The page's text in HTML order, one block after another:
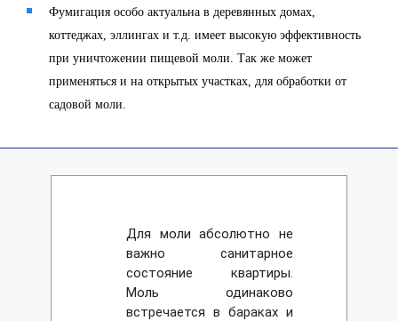
Фумигация особо актуальна в деревянных домах,
коттеджах, эллингах и т.д. имеет высокую эффективность
при уничтожении пищевой моли. Так же может
применяться и на открытых участках, для обработки от
садовой моли.
Для моли абсолютно не
важно санитарное
состояние квартиры.
Моль одинаково
встречается в бараках и